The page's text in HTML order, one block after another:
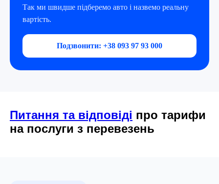
Так ми швидше підберемо авто і назвемо реальну
вартість.
Подзвонити: +38 093 97 93 000
Питання та відповіді про тарифи
на послуги з перевезень